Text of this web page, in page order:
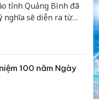
tỉnh Quảng Bình đã
nghĩa sẽ diễn ra từ
100 năm Ngày